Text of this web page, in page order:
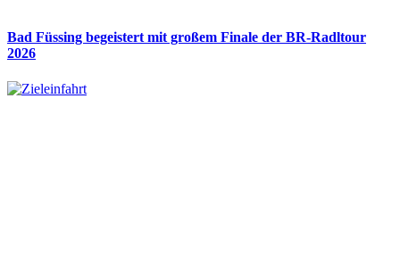
Bad Füssing begeistert mit großem Finale der BR-Radltour
2026